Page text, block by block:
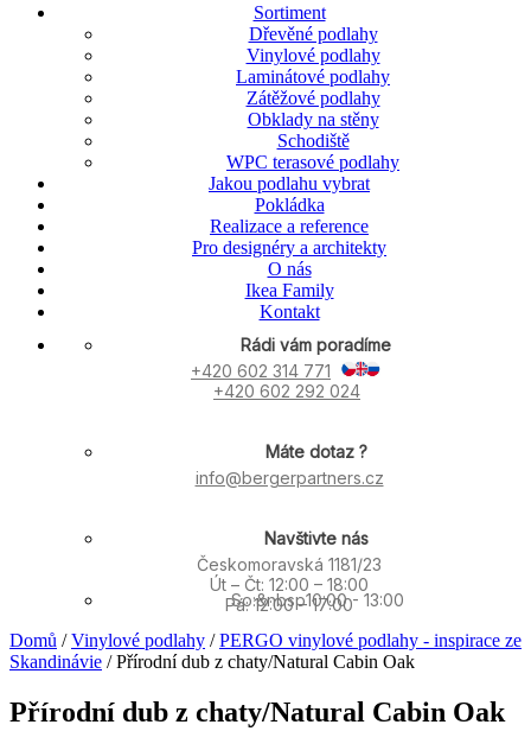
Sortiment
Dřevěné podlahy
Vinylové podlahy
Laminátové podlahy
Zátěžové podlahy
Obklady na stěny
Schodiště
WPC terasové podlahy
Jakou podlahu vybrat
Pokládka
Realizace a reference
Pro designéry a architekty
O nás
Ikea Family
Kontakt
Rádi vám poradíme
+420 602 314 771
+420 602 292 024
Máte dotaz ?
info@bergerpartners.cz
Navštivte nás
Českomoravská 1181/23
Út – Čt: 12:00 – 18:00
Pá: 12:00 – 17:00
So:&nbsp10:00 - 13:00
Domů /Vinylové podlahy /PERGO vinylové podlahy - inspirace ze
Skandinávie / Přírodní dub z chaty/Natural Cabin Oak
Přírodní dub z chaty/Natural Cabin Oak